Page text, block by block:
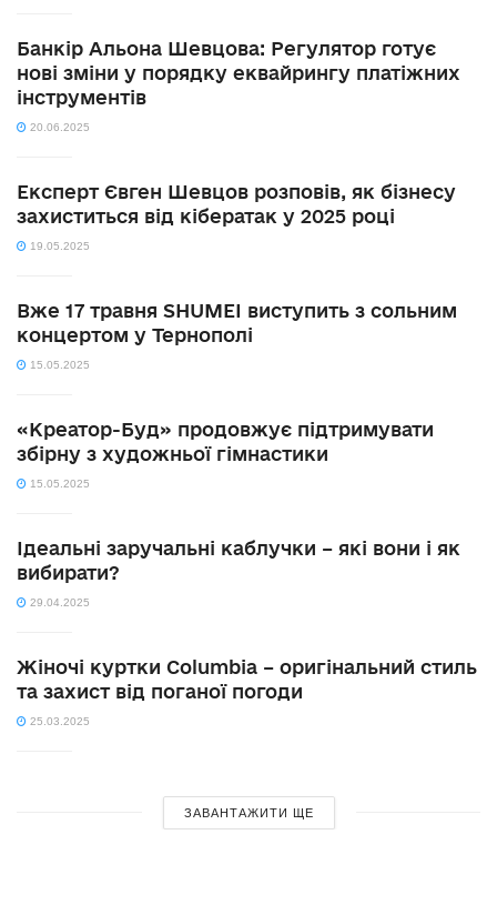
Банкір Альона Шевцова: Регулятор готує
нові зміни у порядку еквайрингу платіжних
інструментів
20.06.2025
Експерт Євген Шевцов розповів, як бізнесу
захиститься від кібератак у 2025 році
19.05.2025
Вже 17 травня SHUMEI виступить з сольним
концертом у Тернополі
15.05.2025
«Креатор-Буд» продовжує підтримувати
збірну з художньої гімнастики
15.05.2025
Ідеальні заручальні каблучки – які вони і як
вибирати?
29.04.2025
Жіночі куртки Columbia – оригінальний стиль
та захист від поганої погоди
25.03.2025
ЗАВАНТАЖИТИ ЩЕ